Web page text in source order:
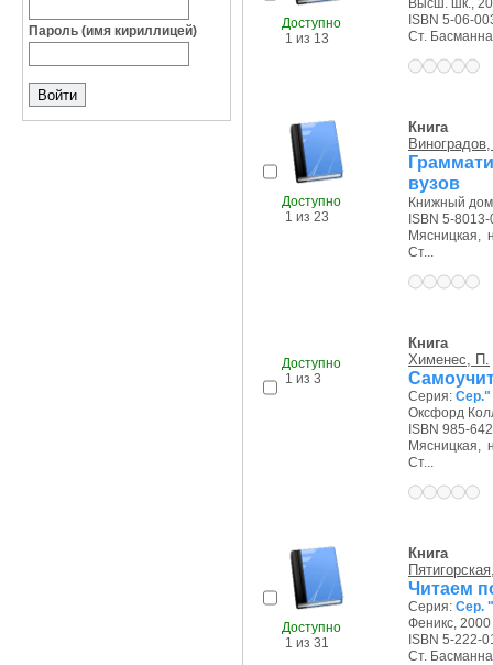
Пароль (имя кириллицей)
Доступно
1 из 13
Высш. шк.,
ISBN 5-06-
Ст.
Доступно
1 из 23
Книга
вузов
Книжный дом
ISBN 5-
Мясницкая,
Ст...
Доступно
1 из 3
Книга
Хименес, П.
Серия: Сер."
Оксфорд
ISBN 985-
Мясницкая,
Ст...
Доступно
1 из 31
Книга
Читаем
Серия: Сер.
Феникс, 2000
ISBN 5-222-
Ст.